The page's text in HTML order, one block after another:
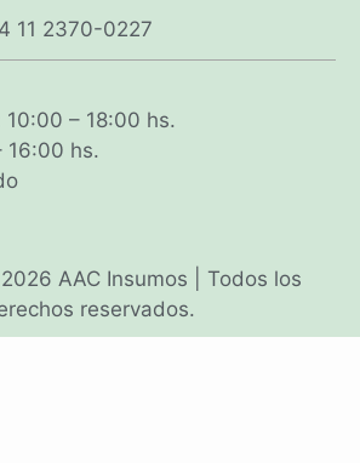
11 2370-0227
– 18:00 hs.
16:00 hs.
AAC Insumos | Todos los
reservados.